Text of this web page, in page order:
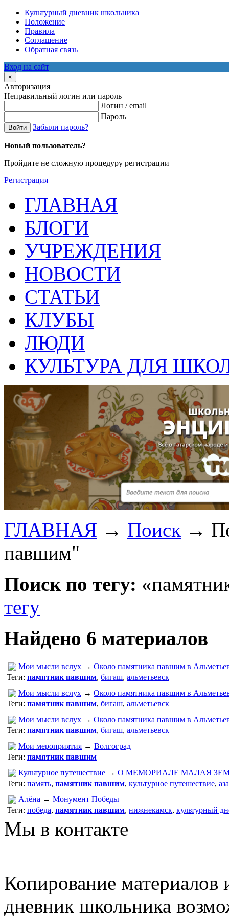
Культурный дневник школьника
Положение
Правила
Соглашение
Обратная связь
Вход на сайт
×
Авторизация
Неправильный логин или пароль
Логин / email
Пароль
Войти Забыли пароль?
Новый пользователь?
Пройдите не сложную процедуру регистрации
Регистрация
ГЛАВНАЯ
БЛОГИ
УЧРЕЖДЕНИЯ
НОВОСТИ
СТАТЬИ
КЛУБЫ
ЛЮДИ
КУЛЬТУРА ДЛЯ
ГЛАВНАЯ → Поиск →
павшим"
Поиск по тегу:
тегу
Найдено 6 материалов
Мои мысли вслух → Около памятника павшим в
Теги: памятник павшим, бигаш, альметьевск
Мои мысли вслух → Около памятника павшим в
Теги: памятник павшим, бигаш, альметьевск
Мои мысли вслух → Около памятника павшим в
Теги: памятник павшим, бигаш, альметьевск
Мои мероприятия → Волгоград
Теги: памятник павшим
Культурное путешествие → О МЕМОРИАЛЕ МАЛАЯ
Теги: память, памятник павшим, культурное путешествие,
Алёна → Монумент Победы
Теги: победа, памятник павшим, нижнекамск, культурный
Мы в контакте
Копирование материалов
дневник школьника